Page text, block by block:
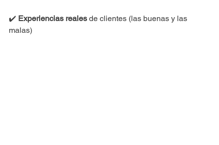
✔️ Experiencias reales de clientes (las buenas y las
malas)